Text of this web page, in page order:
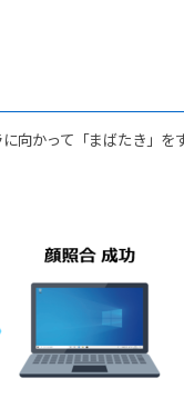
向かって「まばたき」を